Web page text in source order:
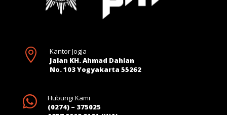

Kantor Jogja
Jalan KH. Ahmad Dahlan
No. 103 Yogyakarta 55262

Hubungi Kami
(0274) – 375025